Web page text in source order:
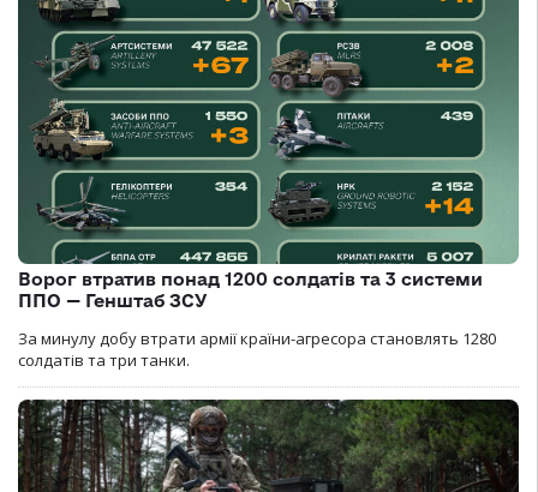
Ворог втратив понад 1200 солдатів та 3 системи
ППО — Генштаб ЗСУ
За минулу добу втрати армії країни-агресора становлять 1280
солдатів та три танки.